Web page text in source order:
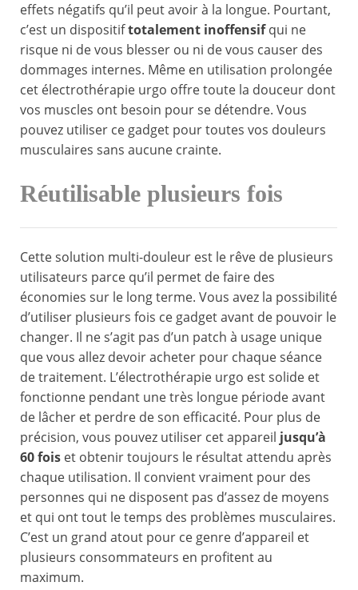
effets négatifs qu’il peut avoir à la longue. Pourtant,
c’est un dispositiftotalement inoffensifqui ne
risque ni de vous blesser ou ni de vous causer des
dommages internes. Même en utilisation prolongée
cet électrothérapie urgo offre toute la douceur dont
vos muscles ont besoin pour se détendre. Vous
pouvez utiliser ce gadget pour toutes vos douleurs
musculaires sans aucune crainte.
Réutilisable plusieurs fois
Cette solution multi-douleur est le rêve de plusieurs
utilisateurs parce qu’il permet de faire des
économies sur le long terme. Vous avez la possibilité
d’utiliser plusieurs fois ce gadget avant de pouvoir le
changer. Il ne s’agit pas d’un patch à usage unique
que vous allez devoir acheter pour chaque séance
de traitement. L’électrothérapie urgo est solide et
fonctionne pendant une très longue période avant
de lâcher et perdre de son efficacité. Pour plus de
précision, vous pouvez utiliser cet appareil jusqu’à
60 fois et obtenir toujours le résultat attendu après
chaque utilisation. Il convient vraiment pour des
personnes qui ne disposent pas d’assez de moyens
et qui ont tout le temps des problèmes musculaires.
C’est un grand atout pour ce genre d’appareil et
plusieurs consommateurs en profitent au
maximum.